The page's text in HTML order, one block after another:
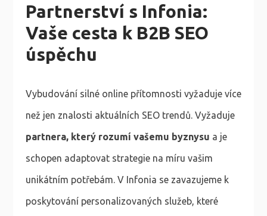
Partnerství s Infonia:
Vaše cesta k B2B SEO
úspěchu
Vybudování silné online přítomnosti vyžaduje více
než jen znalosti aktuálních SEO trendů. Vyžaduje
partnera, který rozumí vašemu byznysu a je
schopen adaptovat strategie na míru vašim
unikátním potřebám. V Infonia se zavazujeme k
poskytování personalizovaných služeb, které